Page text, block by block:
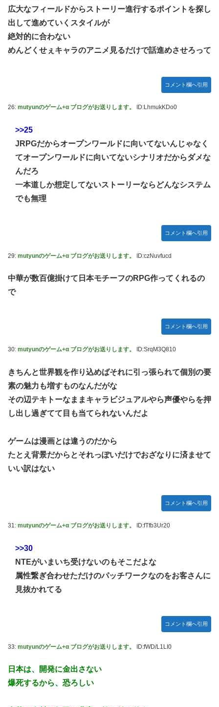
広大なフィールドからストーリー進行するポイントを探し
出して進めていくスタイルが
絶対的に合わない
めんどくせぇキャラのアニメ見るだけで話進めさせろって
コメント欄へ引用
26: mutyunのゲーム+α ブログがお送りします。 ID:LhmukKDo0
>>25
JRPGだからオープンワールドに向いてないんじゃなく
てオープンワールドに向いてないシナリオだからダメな
んだろ
一本道しか想定してないストーリーならどんなシステム
でも無理
コメント欄へ引用
29: mutyunのゲーム+α ブログがお送りします。 ID:czNuvfucd
中華が数百億掛けて日本モチーフのRPG作ってくれるの
で
コメント欄へ引用
30: mutyunのゲーム+α ブログがお送りします。 ID:SrqM3Q810
きちんと世界観を作り込めばそれに引っ張られて個別の要
素の魅力も増すものなんだがな
その辺テキトーなままキャラビジュアルやら声優やらを押
し出し過ぎてて目も当てられないんだよ
ゲームは漫画とは違うのだから
たとえ背景だからとそれっぽいだけでおざなりに済ませて
いい訳はない
コメント欄へ引用
31: mutyunのゲーム+α ブログがお送りします。 ID:fTfb3Ur20
>>30
NTEがいまいち受けないのもそこだよな
属性繋ぎ合わせただけのパッチワークなのをお客さんに
見抜かれてる
コメント欄へ引用
33: mutyunのゲーム+α ブログがお送りします。 ID:fWD/L1LI0
日本は、開発に金出さない
爆死するから、恐ろしい